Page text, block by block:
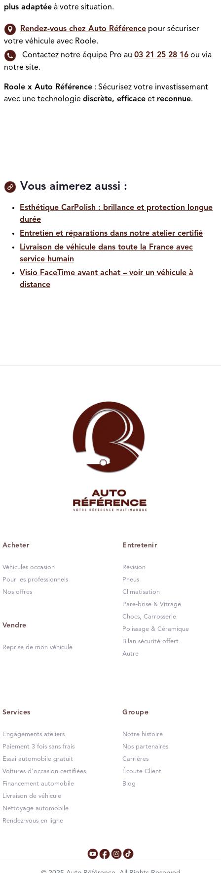
plus adaptée à votre situation.
Rendez-vous chez Auto Référence pour sécuriser
votre véhicule avec Roole.
Contactez notre équipe Pro au 03 21 25 28 16 ou via
notre site.
Roole x Auto Référence : Sécurisez votre investissement
avec une technologie discrète, efficace et reconnue.
Vous aimerez aussi :
Esthétique CarPolish : brillance et protection longue
durée
Entretien et réparations dans notre atelier certifié
Livraison de véhicule dans toute la France avec
service humain
Visio FaceTime avant achat – voir un véhicule à
distance
Acheter
Véhicules occasion
Pour les professionnels
Nos offres
Vendre
Reprise de mon véhicule
Entretenir
Révision
Pneus
Climatisation
Pare-brise & Vitrage
Chocs, Carrosserie
Polissage & Céramique
Bilan sécurité offert
Autre
Services
Engagements ateliers
Paiement 3 fois sans frais
Essai automobile gratuit
Voitures d'occasion certifiées
Financement automobile
Livraison de véhicule
Nettoyage automobile
Rendez-vous en ligne
Groupe
Notre histoire
Nos partenaires
Carrières
Écoute Client
Blog